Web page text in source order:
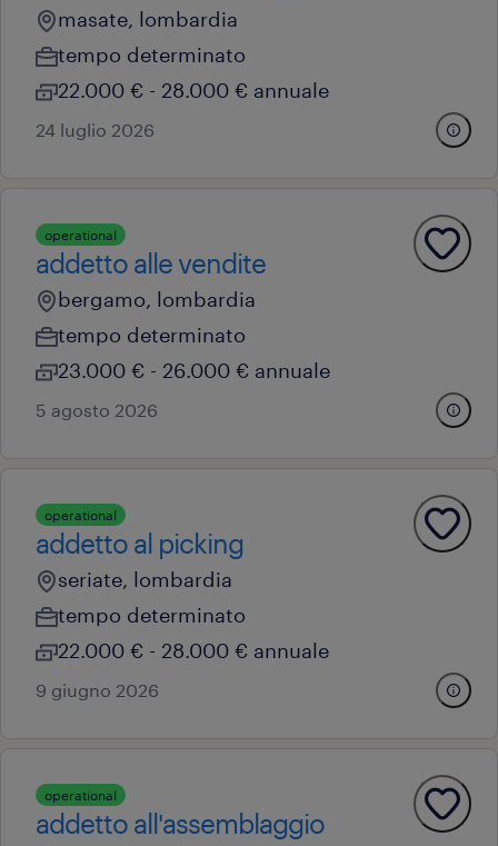
masate, lombardia
tempo determinato
22.000 € - 28.000 € annuale
24 luglio 2026
operational
addetto alle vendite
bergamo, lombardia
tempo determinato
23.000 € - 26.000 € annuale
5 agosto 2026
operational
addetto al picking
seriate, lombardia
tempo determinato
22.000 € - 28.000 € annuale
9 giugno 2026
operational
addetto all'assemblaggio